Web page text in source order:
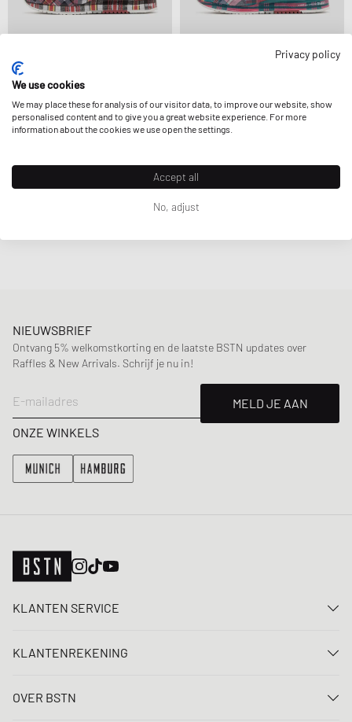
Comme des Garçons Shirt
157,99 €
394,99 €
VERDER GEREDUCEERD
197,99 €
394,99 €
VERDER GEREDUCEERD
NIEUWSBRIEF
Ontvang 5% welkomstkorting en de laatste BSTN updates over
Raffles & New Arrivals. Schrijf je nu in!
E-mailadres
MELD JE AAN
ONZE WINKELS
KLANTEN SERVICE
FAQ
KLANTENREKENING
Registreren
OVER BSTN
Privacy policy
We use cookies
We may place these for analysis of our visitor data, to improve our website, show
personalised content and to give you a great website experience. For more
information about the cookies we use open the settings.
Accept all
No, adjust